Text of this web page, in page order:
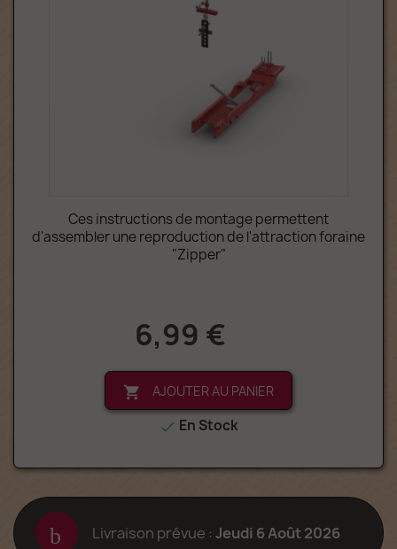
Ces instructions de montage permettent
d'assembler une reproduction de l'attraction foraine
"Zipper"
6,99 €
 AJOUTER AU PANIER
 En Stock
Livraison prévue : Jeudi 6 Août 2026